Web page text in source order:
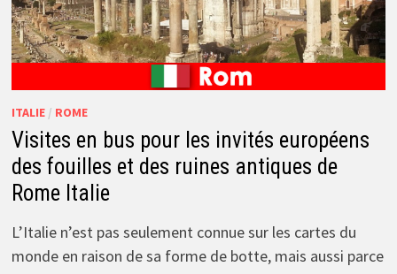
ITALIE/ ROME
Visites en bus pour les invités européens
des fouilles et des ruines antiques de
Rome Italie
L’Italie n’est pas seulement connue sur les cartes du
monde en raison de sa forme de botte, mais aussi parce